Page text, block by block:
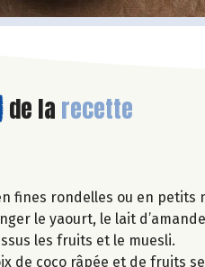
de la recette
fines rondelles ou en petits
le yaourt, le lait
les fruits et le muesli.
de coco râpée et de fruits